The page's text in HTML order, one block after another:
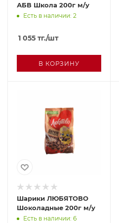
АБВ Школа 200г м/у
Есть в наличии: 2
1 055 тг./шт
В КОРЗИНУ
Шарики ЛЮБЯТОВО
Шоколадные 200г м/у
Есть в наличии: 6